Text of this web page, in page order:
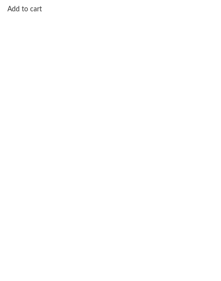
Add to cart